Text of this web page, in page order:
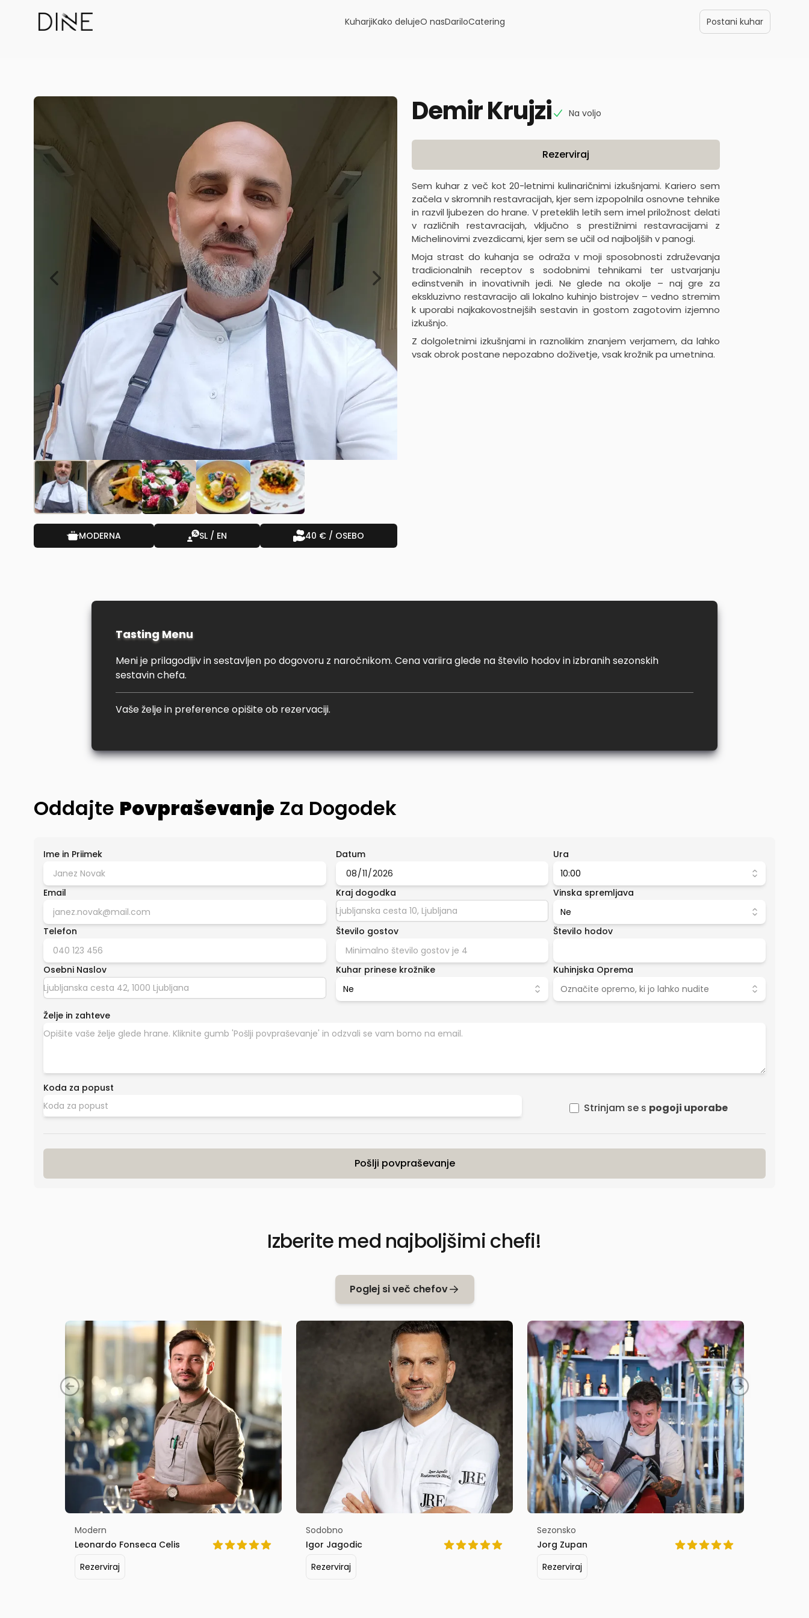
KuharjiKako delujeO nasDariloCatering Postani kuhar
MODERNA SL / EN 40 € / OSEBO
Demir Krujzi Na voljo
Product information
Rezerviraj
Sem kuhar z več kot 20-letnimi kulinaričnimi izkušnjami. Kariero sem
začela v skromnih restavracijah, kjer sem izpopolnila osnovne tehnike
in razvil ljubezen do hrane. V preteklih letih sem imel priložnost delati
v različnih restavracijah, vključno s prestižnimi restavracijami z
Michelinovimi zvezdicami, kjer sem se učil od najboljših v panogi.
Moja strast do kuhanja se odraža v moji sposobnosti združevanja
tradicionalnih receptov s sodobnimi tehnikami ter ustvarjanju
edinstvenih in inovativnih jedi. Ne glede na okolje – naj gre za
ekskluzivno restavracijo ali lokalno kuhinjo bistrojev – vedno stremim
k uporabi najkakovostnejših sestavin in gostom zagotovim izjemno
izkušnjo.
Z dolgoletnimi izkušnjami in raznolikim znanjem verjamem, da lahko
vsak obrok postane nepozabno doživetje, vsak krožnik pa umetnina.
Tasting Menu
Meni je prilagodljiv in sestavljen po dogovoru z naročnikom. Cena variira glede na število hodov in izbranih sezonskih
sestavin chefa.
Vaše želje in preference opišite ob rezervaciji.
Oddajte Povpraševanje Za Dogodek
Ime in Priimek
Email
Telefon
Osebni Naslov
Datum
Ura
10:00
Kraj dogodka
Vinska spremljava
Ne
Število gostov
Število hodov
Kuhar prinese krožnike
Ne
Kuhinjska Oprema
Označite opremo, ki jo lahko nudite
Želje in zahteve
Koda za popust
Strinjam se s pogoji uporabe
Pošlji povpraševanje
Izberite med najboljšimi chefi!
Poglej si več chefov
Modern
Leonardo Fonseca Celis
Rezerviraj
Sodobno
Igor Jagodic
Rezerviraj
Sezonsko
Jorg Zupan
Rezerviraj